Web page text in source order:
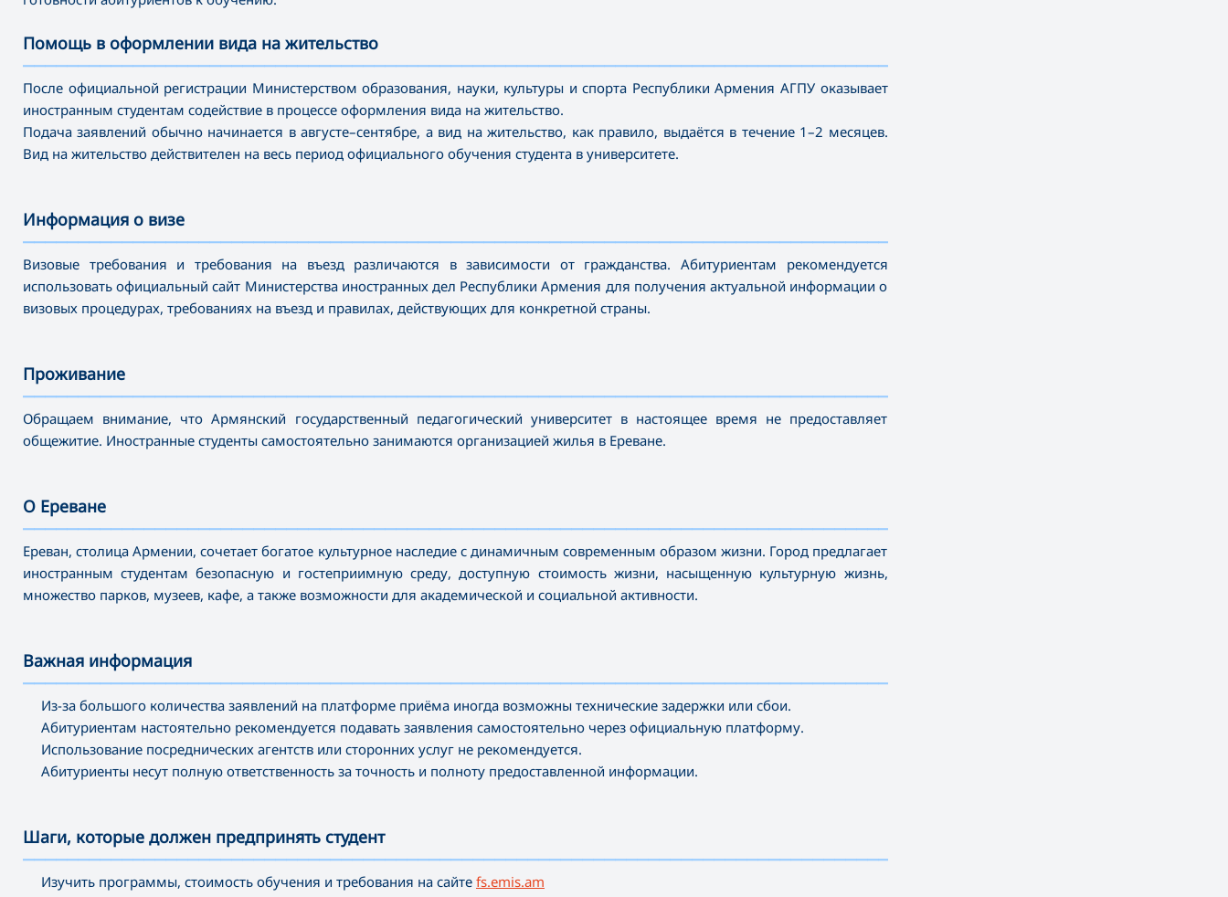
Помощь в оформлении вида на жительство
——————————————————————————————————————————————————————————————————————————————————
После официальной регистрации Министерством образования, науки, культуры и спорта Республики Армения АГПУ оказывает
иностранным студентам содействие в процессе оформления вида на жительство.
Подача заявлений обычно начинается в августе–сентябре, а вид на жительство, как правило, выдаётся в течение 1–2 месяцев.
Вид на жительство действителен на весь период официального обучения студента в университете.
Информация о визе
——————————————————————————————————————————————————————————————————————————————————
Визовые требования и требования на въезд различаются в зависимости от гражданства. Абитуриентам рекомендуется
использовать официальный сайт Министерства иностранных дел Республики Армения для получения актуальной информации о
визовых процедурах, требованиях на въезд и правилах, действующих для конкретной страны.
Проживание
——————————————————————————————————————————————————————————————————————————————————
Обращаем внимание, что Армянский государственный педагогический университет в настоящее время не предоставляет
общежитие. Иностранные студенты самостоятельно занимаются организацией жилья в Ереване.
О Ереване
——————————————————————————————————————————————————————————————————————————————————
Ереван, столица Армении, сочетает богатое культурное наследие с динамичным современным образом жизни. Город предлагает
иностранным студентам безопасную и гостеприимную среду, доступную стоимость жизни, насыщенную культурную жизнь,
множество парков, музеев, кафе, а также возможности для академической и социальной активности.
Важная информация
——————————————————————————————————————————————————————————————————————————————————
Из-за большого количества заявлений на платформе приёма иногда возможны технические задержки или сбои.
Абитуриентам настоятельно рекомендуется подавать заявления самостоятельно через официальную платформу.
Использование посреднических агентств или сторонних услуг не рекомендуется.
Абитуриенты несут полную ответственность за точность и полноту предоставленной информации.
Шаги, которые должен предпринять студент
——————————————————————————————————————————————————————————————————————————————————
Изучить программы, стоимость обучения и требования на сайте fs.emis.am